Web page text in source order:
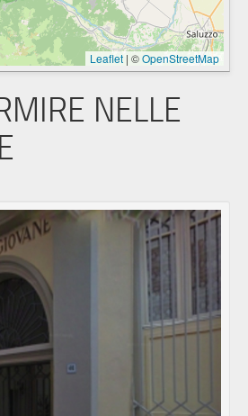
Leaflet | ©OpenStreetMap
NELLE